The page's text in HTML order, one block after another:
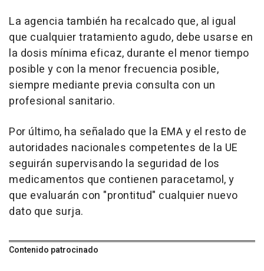
La agencia también ha recalcado que, al igual
que cualquier tratamiento agudo, debe usarse en
la dosis mínima eficaz, durante el menor tiempo
posible y con la menor frecuencia posible,
siempre mediante previa consulta con un
profesional sanitario.
Por último, ha señalado que la EMA y el resto de
autoridades nacionales competentes de la UE
seguirán supervisando la seguridad de los
medicamentos que contienen paracetamol, y
que evaluarán con "prontitud" cualquier nuevo
dato que surja.
Contenido patrocinado